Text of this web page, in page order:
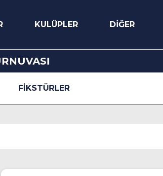
KULÜPLER DİĞER
FİKSTÜRLER